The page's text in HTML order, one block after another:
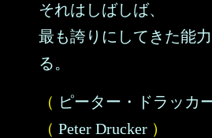
それはしばしば、
最も誇りにしてきた能
る。
（ ピーター・ドラッカ
（ Peter Drucker ）